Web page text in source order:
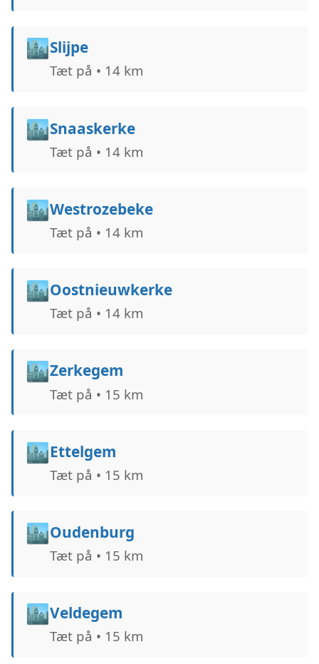
🏙️Slijpe
Tæt på • 14 km
🏙️Snaaskerke
Tæt på • 14 km
🏙️Westrozebeke
Tæt på • 14 km
🏙️Oostnieuwkerke
Tæt på • 14 km
🏙️Zerkegem
Tæt på • 15 km
🏙️Ettelgem
Tæt på • 15 km
🏙️Oudenburg
Tæt på • 15 km
🏙️Veldegem
Tæt på • 15 km